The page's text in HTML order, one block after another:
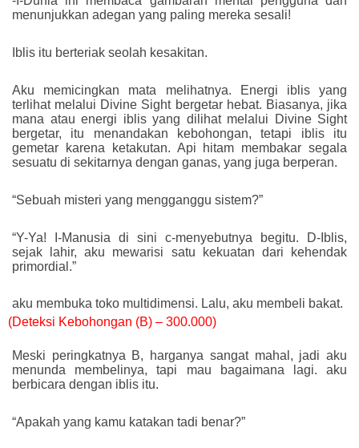
menunjukkan adegan yang paling mereka sesali!
Iblis itu berteriak seolah kesakitan.
Aku memicingkan mata melihatnya. Energi iblis yang
terlihat melalui Divine Sight bergetar hebat. Biasanya, jika
mana atau energi iblis yang dilihat melalui Divine Sight
bergetar, itu menandakan kebohongan, tetapi iblis itu
gemetar karena ketakutan. Api hitam membakar segala
sesuatu di sekitarnya dengan ganas, yang juga berperan.
“Sebuah misteri yang mengganggu sistem?”
“Y-Ya! I-Manusia di sini c-menyebutnya begitu. D-Iblis,
sejak lahir, aku mewarisi satu kekuatan dari kehendak
primordial.”
aku membuka toko multidimensi. Lalu, aku membeli bakat.
(Deteksi Kebohongan (B) – 300.000)
Meski peringkatnya B, harganya sangat mahal, jadi aku
menunda membelinya, tapi mau bagaimana lagi. aku
berbicara dengan iblis itu.
“Apakah yang kamu katakan tadi benar?”